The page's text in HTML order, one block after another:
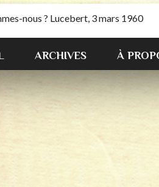
nous ? Lucebert, 3 mars 1960
ARCHIVES À